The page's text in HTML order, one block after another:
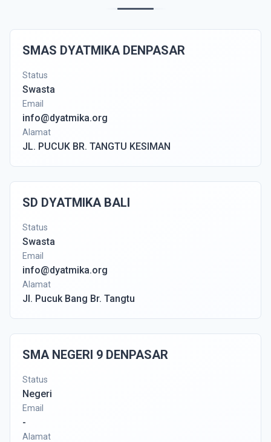
SMAS DYATMIKA DENPASAR
Status
Swasta
Email
info@dyatmika.org
Alamat
JL. PUCUK BR. TANGTU KESIMAN
SD DYATMIKA BALI
Status
Swasta
Email
info@dyatmika.org
Alamat
Jl. Pucuk Bang Br. Tangtu
SMA NEGERI 9 DENPASAR
Status
Negeri
Email
-
Alamat